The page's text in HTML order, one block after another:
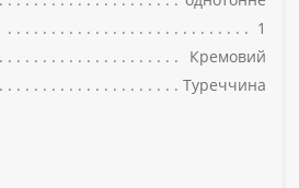
1
Кремовий
Туреччина